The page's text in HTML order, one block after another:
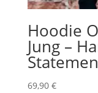
Hoodie
Jung –
69,90 €